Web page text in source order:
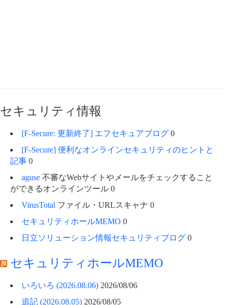
セキュリティ情報
[F-Secure: 更新終了] エフセキュアブログ 0
[F-Secure] 便利なオンラインセキュリティのヒントと
記事 0
aguse 不審なWebサイトやメールをチェックすること
ができるオンラインツール 0
VirusTotal ファイル・URLスキャナ 0
セキュリティホールMEMO 0
日立ソリューション情報セキュリティブログ 0
セキュリティホールMEMO
いろいろ (2026.08.06) 2026/08/06
追記 (2026.08.05) 2026/08/05